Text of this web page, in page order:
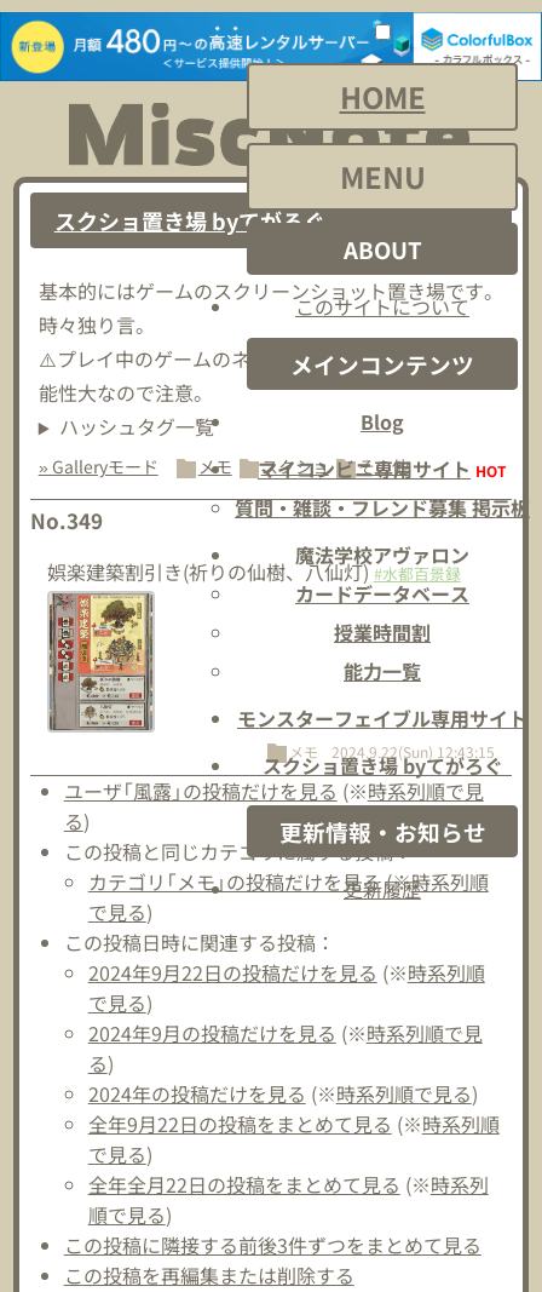
HOME
MENU
ABOUT
このサイトについて
メインコンテンツ
Blog
マイコンビニ専用サイト HOT
質問・雑談・フレンド募集 掲示板
魔法学校アヴァロン
カードデータベース
授業時間割
能力一覧
モンスターフェイブル専用サイト
スクショ置き場 byてがろぐ
更新情報・お知らせ
更新履歴
スクショ置き場 byてがろぐ
基本的にはゲームのスクリーンショット置き場です。
時々独り言。
⚠️プレイ中のゲームのネタバレスクショが流れてる可
能性大なので注意。
ハッシュタグ一覧
» Galleryモード メモ スクショ その他
No.349
娯楽建築割引き(祈りの仙樹、八仙灯)#水都百景録
メモ 2024.9.22(Sun) 12:43:15
ユーザ「風露」の投稿だけを見る (※時系列順で見
る)
この投稿と同じカテゴリに属する投稿：
カテゴリ「メモ」の投稿だけを見る(※時系列順
で見る)
この投稿日時に関連する投稿：
2024年9月22日の投稿だけを見る (※時系列順
で見る)
2024年9月の投稿だけを見る (※時系列順で見
る)
2024年の投稿だけを見る (※時系列順で見る)
全年9月22日の投稿をまとめて見る (※時系列順
で見る)
全年全月22日の投稿をまとめて見る (※時系列
順で見る)
この投稿に隣接する前後3件ずつをまとめて見る
この投稿を再編集または削除する